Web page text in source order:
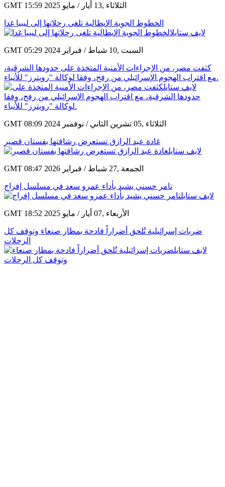
GMT 15:59 2025 الثلاثاء ,13 أيار / مايو
الخطوط الجوية الإيطالية تلغى رحلاتها إلى ليبيا غدا
GMT 05:29 2024 السبت ,10 شباط / فبراير
كثفت مصر، من الإجراءات الأمنية المتخذة على حدودها الشرقية،
مع اقتراب الهجوم الإسرائيلي من رفح، وفقا لوكالة "رويترز" للأنباء.
GMT 08:09 2024 الثلاثاء ,05 تشرين الثاني / نوفمبر
غادة عبد الرازق تستعرض رشاقتها بفستان قصير
GMT 08:47 2026 الجمعة ,27 شباط / فبراير
تامر حسني يشيد بأداء عمرو سعد في مسلسل إفراج
GMT 18:52 2025 الأربعاء ,07 أيار / مايو
ضربات إسرائيلية تُلحق أضراراً فادحة بمطار صنعاء وتوقف كل
الرحلات